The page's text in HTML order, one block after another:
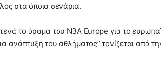
στα όποια σενάρια.
το όραμα του NBA Europe για το
ανάπτυξη του αθλήματος” τονίζεται από